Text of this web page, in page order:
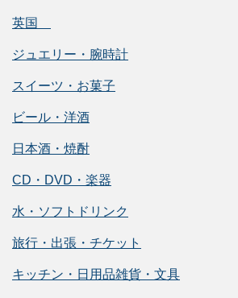
英国
ジュエリー・腕時計
スイーツ・お菓子
ビール・洋酒
日本酒・焼酎
CD・DVD・楽器
水・ソフトドリンク
旅行・出張・チケット
キッチン・日用品雑貨・文具